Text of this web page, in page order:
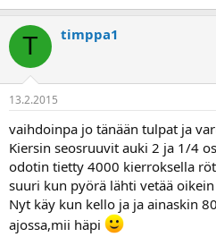
T timppa1
13.2.2015
vaihdoinpa jo tänään tulpat ja
Kiersin seosruuvit auki 2 ja 1/4
odotin tietty 4000 kierroksella
suuri kun pyörä lähti vetää
Nyt käy kun kello ja ja ainaskin
ajossa,mii häpi